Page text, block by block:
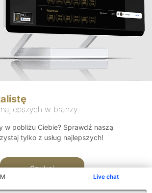
Live chat
w branży
w pobliżu Ciebie? Sprawdź naszą
tylko z usług najlepszych!
Szukaj